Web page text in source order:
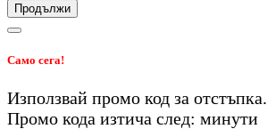
Продължи
Само сега!
Използвай промо код за отстъпка.
Промо кода изтича след: минути